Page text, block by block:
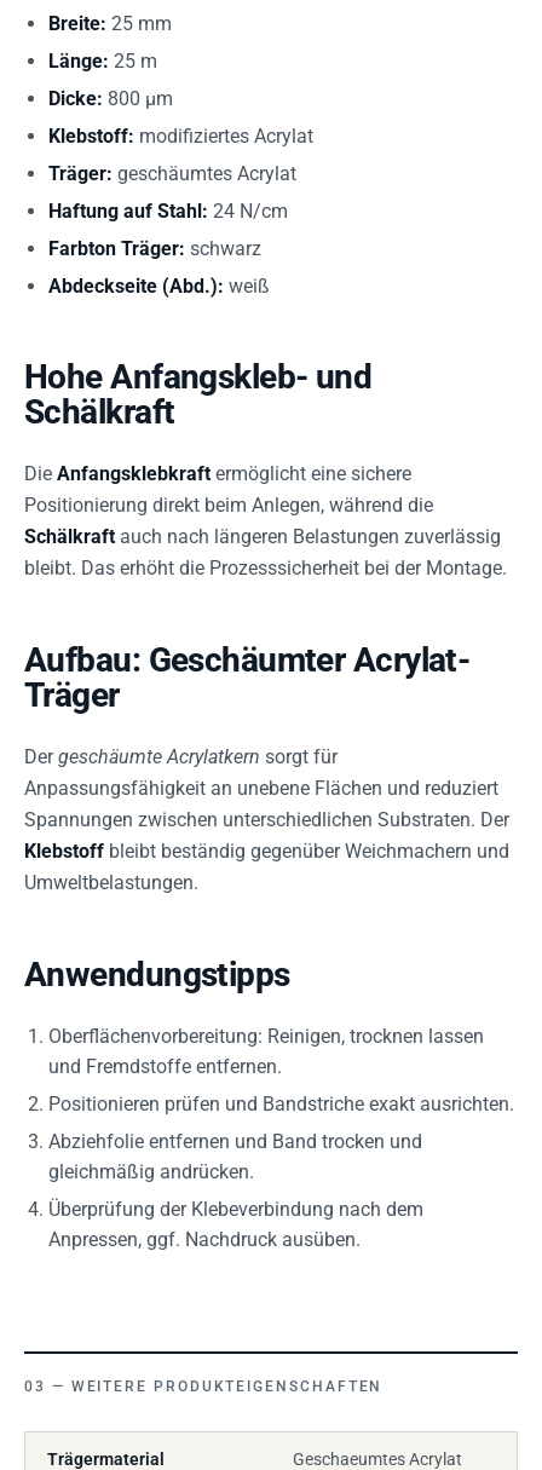
Breite: 25 mm
Länge: 25 m
Dicke: 800 µm
Klebstoff: modifiziertes Acrylat
Träger: geschäumtes Acrylat
Haftung auf Stahl: 24 N/cm
Farbton Träger: schwarz
Abdeckseite (Abd.): weiß
Hohe Anfangskleb- und
Schälkraft
Die Anfangsklebkraft ermöglicht eine sichere
Positionierung direkt beim Anlegen, während die
Schälkraft auch nach längeren Belastungen zuverlässig
bleibt. Das erhöht die Prozesssicherheit bei der Montage.
Aufbau: Geschäumter Acrylat-
Träger
Dergeschäumte Acrylatkern sorgt für
Anpassungsfähigkeit an unebene Flächen und reduziert
Spannungen zwischen unterschiedlichen Substraten. Der
Klebstoff bleibt beständig gegenüber Weichmachern und
Umweltbelastungen.
Anwendungstipps
Oberflächenvorbereitung: Reinigen, trocknen lassen
und Fremdstoffe entfernen.
Positionieren prüfen und Bandstriche exakt ausrichten.
Abziehfolie entfernen und Band trocken und
gleichmäßig andrücken.
Überprüfung der Klebeverbindung nach dem
Anpressen, ggf. Nachdruck ausüben.
WEITERE PRODUKTEIGENSCHAFTEN
Trägermaterial Geschaeumtes Acrylat